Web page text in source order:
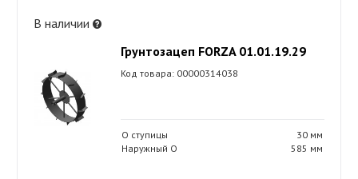
В наличии
Грунтозацеп FORZA 01.01.19.29
Код товара: 00000314038
O ступицы
30 мм
Наружный O
585 мм